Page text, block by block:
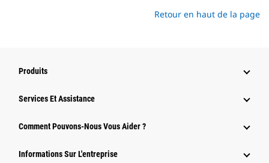
Retour en haut de la page
Produits
Services Et Assistance
Comment Pouvons-Nous Vous Aider ?
Informations Sur L'entreprise